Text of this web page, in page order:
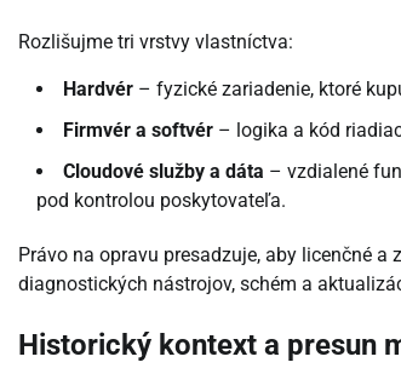
Rozlišujme tri vrstvy vlastníctva:
Hardvér – fyzické zariadenie, ktoré
Firmvér a softvér – logika a kód
Cloudové služby a dáta – vzdialené
pod kontrolou poskytovateľa.
Právo na opravu presadzuje, aby licenčné
diagnostických nástrojov, schém a
Historický kontext a presun